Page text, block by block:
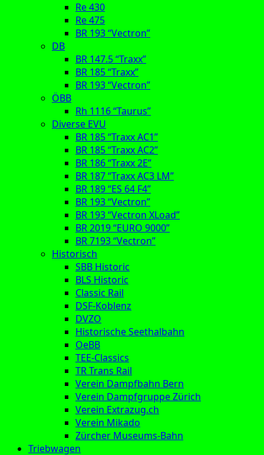
Re 430
Re 475
BR 193 “Vectron”
DB
BR 147.5 “Traxx”
BR 185 “Traxx”
BR 193 “Vectron”
ÖBB
Rh 1116 “Taurus”
Diverse EVU
BR 185 “Traxx AC1”
BR 185 “Traxx AC2”
BR 186 “Traxx 2E”
BR 187 “Traxx AC3 LM”
BR 189 “ES 64 F4”
BR 193 “Vectron”
BR 193 “Vectron XLoad”
BR 2019 “EURO 9000”
BR 7193 “Vectron”
Historisch
SBB Historic
BLS Historic
Classic Rail
DSF-Koblenz
DVZO
Historische Seethalbahn
OeBB
TEE-Classics
TR Trans Rail
Verein Dampfbahn Bern
Verein Dampfgruppe Zürich
Verein Extrazug.ch
Verein Mikado
Zürcher Museums-Bahn
Triebwagen